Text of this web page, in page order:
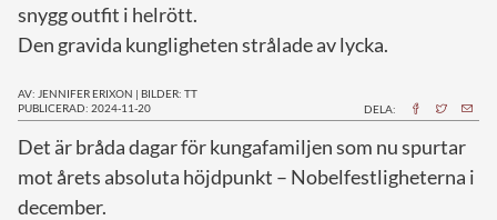
snygg outfit i helrött.
Den gravida kungligheten strålade av lycka.
AV: JENNIFER ERIXON | BILDER: TT
PUBLICERAD: 2024-11-20
DELA:
Det är bråda dagar för kungafamiljen som nu spurtar
mot årets absoluta höjdpunkt – Nobelfestligheterna i
december.